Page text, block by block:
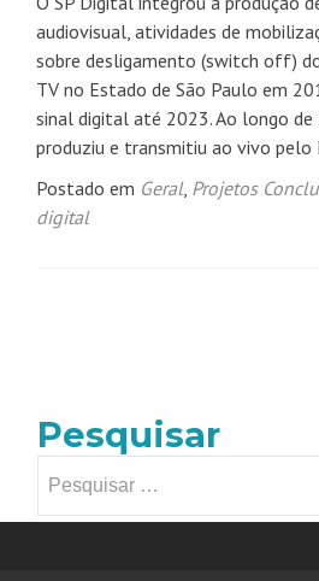
audiovisual, atividades de
sobre desligamento (switch off)
TV no Estado de São Paulo em
sinal digital até 2023. Ao longo
produziu e transmitiu ao vivo pelo
Postado em Geral, Projetos
digital
Pesquisar
por: